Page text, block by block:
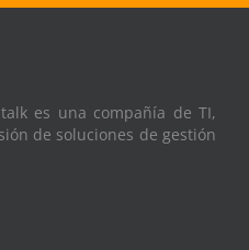
es una compañía de TI,
de soluciones de gestión